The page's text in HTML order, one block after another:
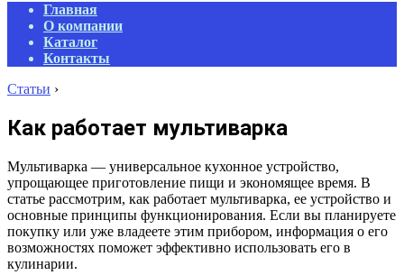
Primary
Navigation
Menu
Главная
О компании
Каталог
Контакты
Статьи ›
Как работает мультиварка
Мультиварка — универсальное кухонное устройство,
упрощающее приготовление пищи и экономящее время. В
статье рассмотрим, как работает мультиварка, ее устройство и
основные принципы функционирования. Если вы планируете
покупку или уже владеете этим прибором, информация о его
возможностях поможет эффективно использовать его в
кулинарии.